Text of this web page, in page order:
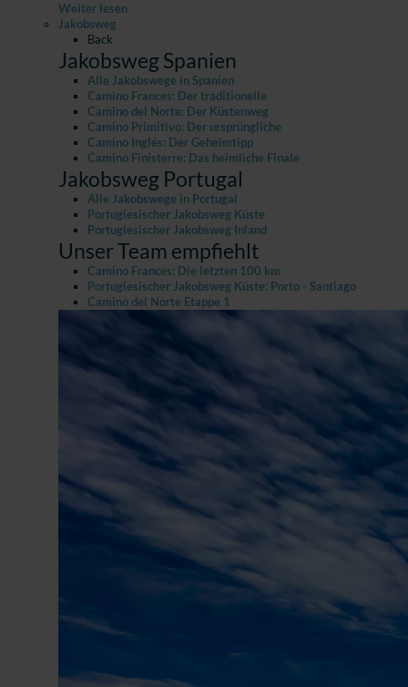
Weiter lesen
Jakobsweg
Back
Jakobsweg Spanien
Alle Jakobswege in Spanien
Camino Frances: Der traditionelle
Camino del Norte: Der Küstenweg
Camino Primitivo: Der ursprüngliche
Camino Inglés: Der Geheimtipp
Camino Finisterre: Das heimliche Finale
Jakobsweg Portugal
Alle Jakobswege in Portugal
Portugiesischer Jakobsweg Küste
Portugiesischer Jakobsweg Inland
Unser Team empfiehlt
Camino Frances: Die letzten 100 km
Portugiesischer Jakobsweg Küste: Porto - Santiago
Camino del Norte Etappe 1